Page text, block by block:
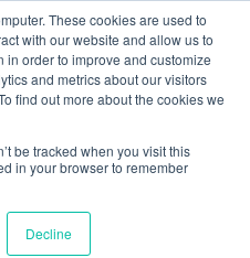
These cookies are used to
with our website and allow us to
in order to improve and customize
and metrics about our visitors
find out more about the cookies we
be tracked when you visit this
in your browser to remember
Decline
SST et
Incendie
depuis 2015